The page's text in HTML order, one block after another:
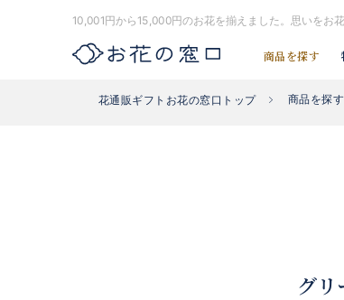
10,001円から15,000円のお花を揃えました。思いをお
商品を探す
お探し#タグはコチラ▶︎ #入社式 #開店祝い花 #開
花通販ギフトお花の窓口トップ 商品を探す
グ